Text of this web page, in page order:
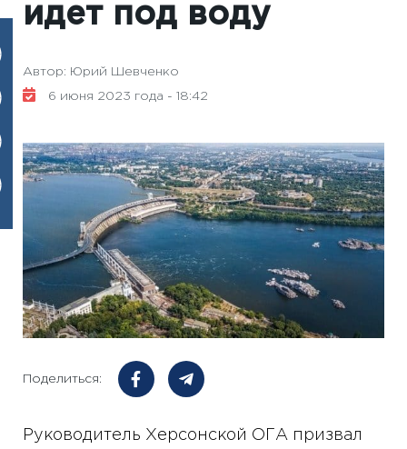
идет под воду
Автор: Юрий Шевченко
6 июня 2023 года - 18:42
Поделиться:
Руководитель Херсонской ОГА призвал